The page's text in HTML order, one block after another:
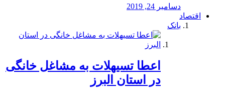
دسامبر 24, 2019
اقتصاد
بانک
️اعطا تسیهلات به مشاغل خانگی
در استان البرز